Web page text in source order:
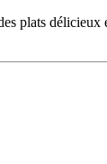
plats